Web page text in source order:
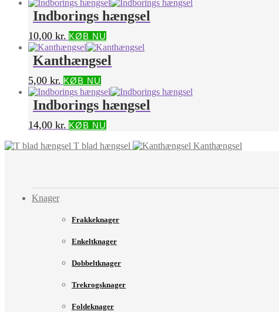
Indborings hængsel
10,00 kr. KØB NU
Kanthængsel
5,00 kr. KØB NU
Indborings hængsel
14,00 kr. KØB NU
T blad hængsel Kanthængsel
Knager
Frakkeknager
Enkeltknager
Dobbeltknager
Trekrogsknager
Foldeknager